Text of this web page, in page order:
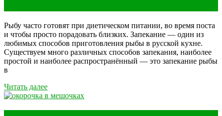
Рыбу часто готовят при диетическом питании, во время поста
и чтобы просто порадовать близких. Запекание — один из
любимых способов приготовления рыбы в русской кухне.
Существуем много различных способов запекания, наиболее
простой и наиболее распространённый — это запекание рыбы
в
Читать далее